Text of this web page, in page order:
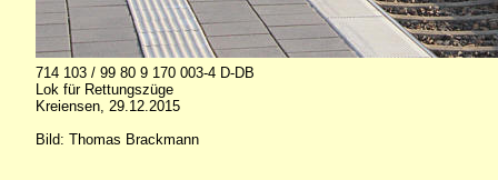
714 103 / 99 80 9 170 003-4 D-DB
Lok für Rettungszüge
Kreiensen, 29.12.2015
Bild: Thomas Brackmann